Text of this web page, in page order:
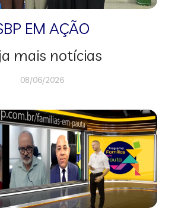
EM AÇÃO
mais notícias
08/06/2026